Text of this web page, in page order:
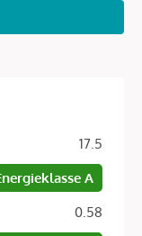
Baufeld 13
Sanierung des
17.5
A
0.58